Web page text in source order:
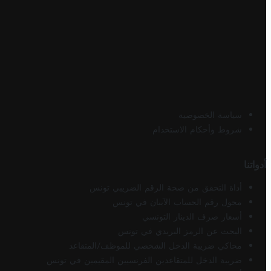
سياسة الخصوصية
شروط وأحكام الاستخدام
أدواتنا
أداة التحقق من صحة الرقم الضريبي تونس
محول رقم الحساب الآيبان في تونس
أسعار صرف الدينار التونسي
البحث عن الرمز البريدي في تونس
محاكي ضريبة الدخل الشخصي للموظف/المتقاعد
ضريبة الدخل للمتقاعدين الفرنسيين المقيمين في تونس